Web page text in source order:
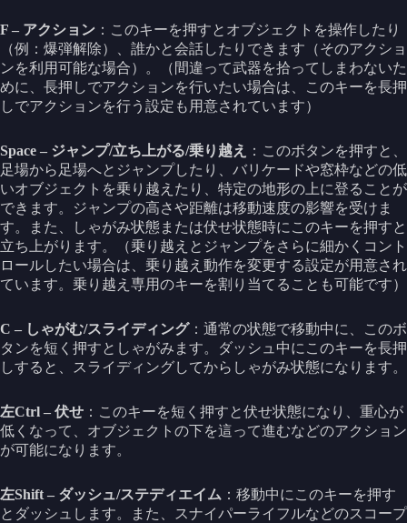
F – アクション ：このキーを押すとオブジェクトを操作したり
（例：爆弾解除）、誰かと会話したりできます（そのアクショ
ンを利用可能な場合）。（間違って武器を拾ってしまわないた
めに、長押しでアクションを行いたい場合は、このキーを長押
しでアクションを行う設定も用意されています）
Space – ジャンプ/立ち上がる/乗り越え
：このボタンを押すと、
足場から足場へとジャンプしたり、バリケードや窓枠などの低
いオブジェクトを乗り越えたり、特定の地形の上に登ることが
できます。ジャンプの高さや距離は移動速度の影響を受けま
す。また、しゃがみ状態または伏せ状態時にこのキーを押すと
立ち上がります。（乗り越えとジャンプをさらに細かくコント
ロールしたい場合は、乗り越え動作を変更する設定が用意され
ています。乗り越え専用のキーを割り当てることも可能です）
C – しゃがむ/スライディング：通常の状態で移動中に、このボ
タンを短く押すとしゃがみます。ダッシュ中にこのキーを長押
しすると、スライディングしてからしゃがみ状態になります。
左Ctrl – 伏せ ：このキーを短く押すと伏せ状態になり、重心が
低くなって、オブジェクトの下を這って進むなどのアクション
が可能になります。
左Shift – ダッシュ/ステディエイム ：移動中にこのキーを押す
とダッシュします。また、スナイパーライフルなどのスコープ